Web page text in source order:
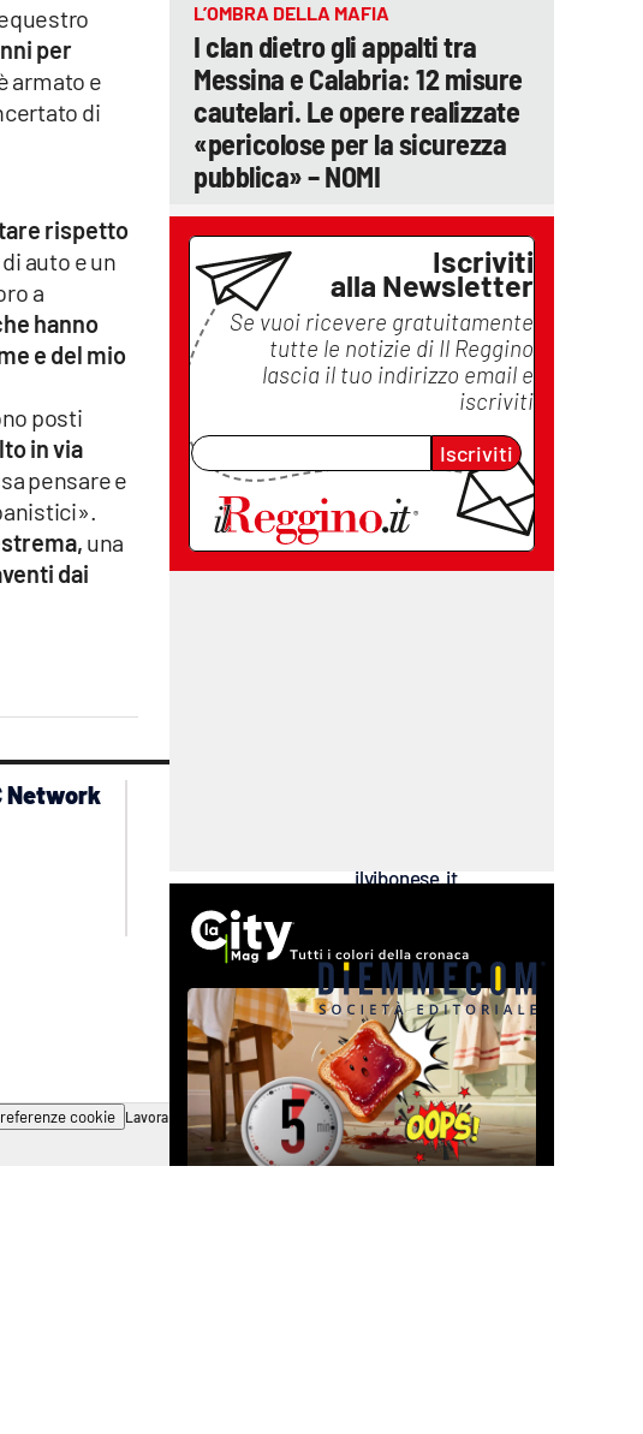
per
armato e
di
rispetto
auto e un
a
hanno
e del mio
posti
in via
pensare e
una
dai
L’OMBRA DELLA MAFIA
I clan dietro gli appalti tra
Messina e Calabria: 12 misure
cautelari. Le opere realizzate
«pericolose per la sicurezza
pubblica» – NOMI
Iscriviti
alla Newsletter
Se vuoi ricevere gratuitamente
tutte le notizie di Il Reggino
lascia il tuo indirizzo email e
iscriviti
Iscriviti
Network
ilvibonese.it
cookie Lavora con noi